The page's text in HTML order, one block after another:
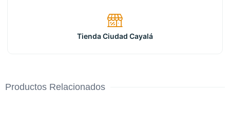
Tienda Ciudad Cayalá
Productos Relacionados